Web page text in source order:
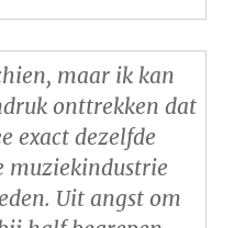
maar ik kan
onttrekken dat
exact dezelfde
muziekindustrie
Uit angst om